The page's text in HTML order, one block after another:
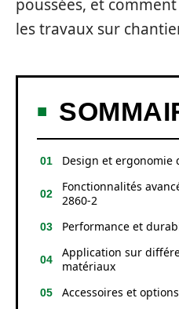
poussées, et
les travaux sur
Design et ergonomie
Fonctionnalités
2860-2
Performance et
Application sur
matériaux
Accessoires et